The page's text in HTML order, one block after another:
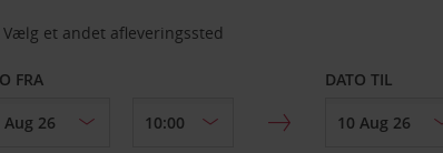
Vælg et andet afleveringssted
FRA DATO TIL